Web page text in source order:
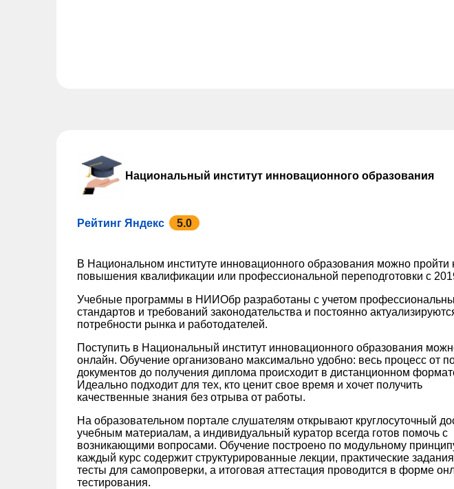
Национальный институт инновационного образования
Рейтинг Яндекс 5.0
В Национальном институте инновационного образования можно пройти
повышения квалификации или профессиональной переподготовки с
Учебные программы в НИИОбр разработаны с учетом
стандартов и требований законодательства и постоянно
потребности рынка и работодателей.
Поступить в Национальный институт инновационного образования
онлайн. Обучение организовано максимально удобно: весь процесс от
документов до получения диплома происходит в дистанционном
Идеально подходит для тех, кто ценит свое время и хочет получить
качественные знания без отрыва от работы.
На образовательном портале слушателям открывают круглосуточный
учебным материалам, а индивидуальный куратор всегда готов помочь с
возникающими вопросами. Обучение построено по модульному
каждый курс содержит структурированные лекции, практические
тесты для самопроверки, а итоговая аттестация проводится в форме
тестирования.